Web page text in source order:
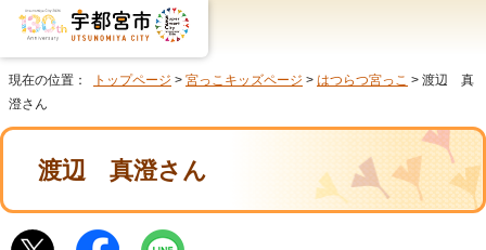
現在の位置： トップページ > 宮っこキッズページ > はつらつ宮っこ > 渡辺 真
澄さん
渡辺 真澄さん